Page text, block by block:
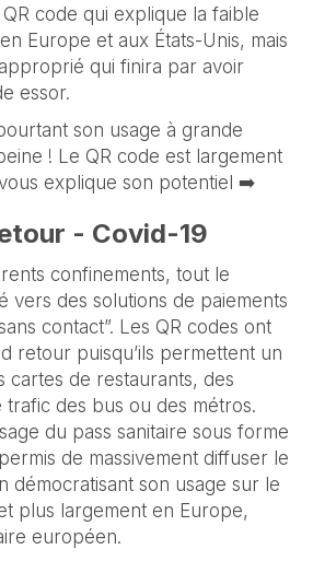
code qui explique la faible
Europe et aux États-Unis, mais
qui finira par avoir
essor.
son usage à grande
! Le QR code est largement
explique son potentiel ➡️
- Covid-19
confinements, tout le
vers des solutions de paiements
contact”. Les QR codes ont
retour puisqu’ils permettent un
cartes de restaurants, des
trafic des bus ou des métros.
du pass sanitaire sous forme
de massivement diffuser le
démocratisant son usage sur le
plus largement en Europe,
européen.